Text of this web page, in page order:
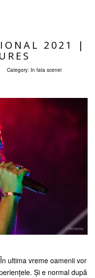
2021 |
Category: In fata scenei
ultima vreme oamenii vor
Și e normal după